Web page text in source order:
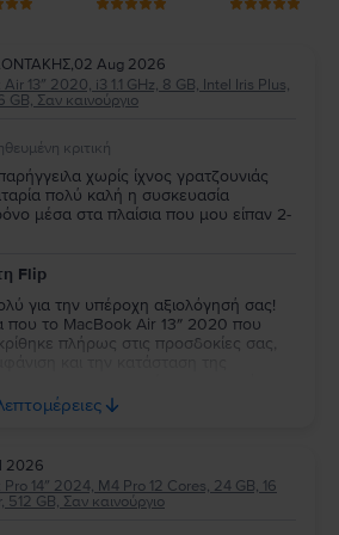
,02 Aug 2026
13″ 2020, i3 1.1 GHz, 8 GB, Intel Iris Plus,
Σαν καινούργιο
κριτική
χωρίς ίχνος γρατζουνιάς
πολύ καλή η συσκευασία
μέσα στα πλαίσια που μου είπαν 2-
Flip
για την υπέροχη αξιολόγησή σας!
που το MacBook Air 13″ 2020 που
πλήρως στις προσδοκίες σας,
για την εμπιστοσύνη σας και
2026
14″ 2024, M4 Pro 12 Cores, 24 GB, 16
512 GB, Σαν καινούργιο